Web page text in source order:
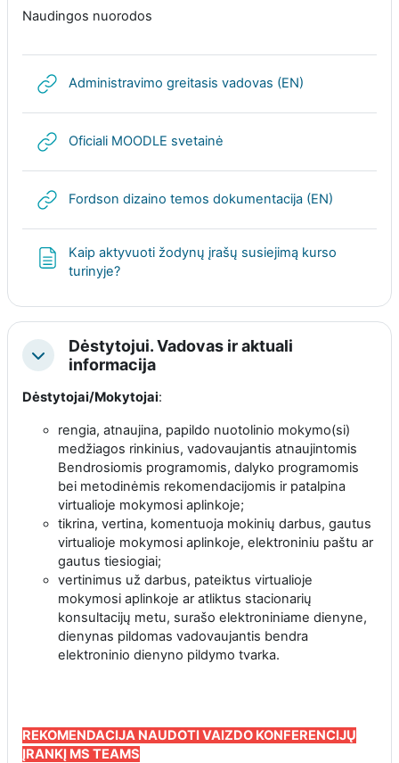
Naudingos nuorodos
Administravimo greitasis vadovas (EN)
Oficiali MOODLE svetainė
Fordson dizaino temos dokumentacija (EN)
Kaip aktyvuoti žodynų įrašų susiejimą kurso
turinyje?Page
Collapse
Dėstytojui. Vadovas ir aktuali
informacija
Dėstytojai/Mokytojai:
rengia, atnaujina, papildo nuotolinio mokymo(si)
medžiagos rinkinius, vadovaujantis atnaujintomis
Bendrosiomis programomis, dalyko programomis
bei metodinėmis rekomendacijomis ir patalpina
virtualioje mokymosi aplinkoje;
tikrina, vertina, komentuoja mokinių darbus, gautus
virtualioje mokymosi aplinkoje, elektroniniu paštu ar
gautus tiesiogiai;
vertinimus už darbus, pateiktus virtualioje
mokymosi aplinkoje ar atliktus stacionarių
konsultacijų metu, surašo elektroniniame dienyne,
dienynas pildomas vadovaujantis bendra
elektroninio dienyno pildymo tvarka.
REKOMENDACIJA NAUDOTI VAIZDO KONFERENCIJŲ
ĮRANKĮ MS TEAMS